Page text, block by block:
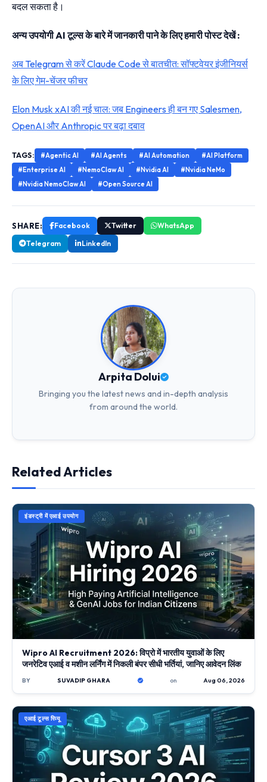
बदल सकता है।
अन्य उपयोगी AI टूल्स के बारे में जानकारी पाने के लिए हमारी पोस्ट देखें :
अब Telegram से करें Claude Code से बातचीत: सॉफ्टवेयर इंजीनियर्स
के लिए गेम-चेंजर फीचर
Elon Musk xAI की नई चाल: जब Engineers ही बन गए Salesmen,
OpenAI और Anthropic पर बढ़ा दबाव
TAGS: #Agentic AI #AI Agents #AI Automation
#AI Platform
#Enterprise AI
#NemoClaw AI #Nvidia AI
#Nvidia NeMo
#Nvidia NemoClaw AI
#Open Source AI
SHARE: Facebook Twitter
WhatsApp
Telegram
LinkedIn
Arpita Dolui
Bringing you the latest news and in-depth analysis
from around the world.
Related Articles
इंडस्ट्री में एआई उपयोग
Wipro AI Recruitment 2026: विप्रो में भारतीय युवाओं के लिए
जनरेटिव एआई व मशीन लर्निंग में निकली बंपर सीधी भर्तियां, जानिए आवेदन लिंक
BY SUVADIP GHARA on Aug 06, 2026
एआई टूल्स रिव्यू